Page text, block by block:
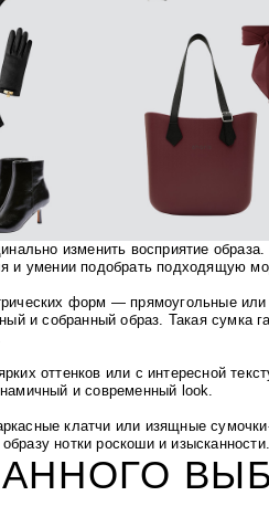
изменить восприятие
и умении подобрать подходящую
форм — прямоугольные
и собранный образ. Такая сумка
оттенков или с интересной
и современный look.
клатчи или изящные
нотки роскоши и изысканности.